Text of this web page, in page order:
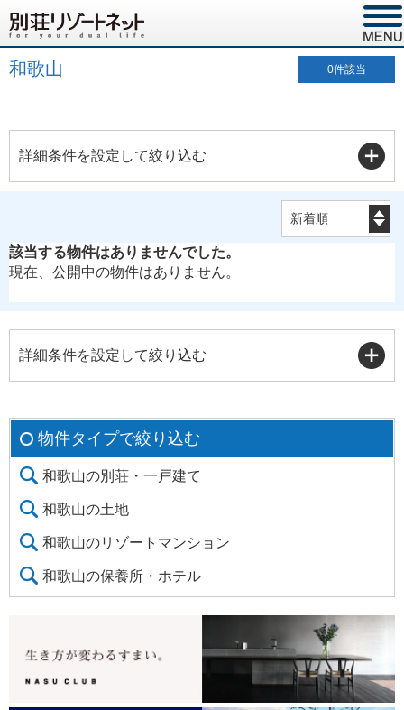
和歌山 0件該当
詳細条件を設定して絞り込む
該当する物件はありませんでした。
現在、公開中の物件はありません。
詳細条件を設定して絞り込む
物件タイプで絞り込む
和歌山の別荘・一戸建て
和歌山の土地
和歌山のリゾートマンション
和歌山の保養所・ホテル